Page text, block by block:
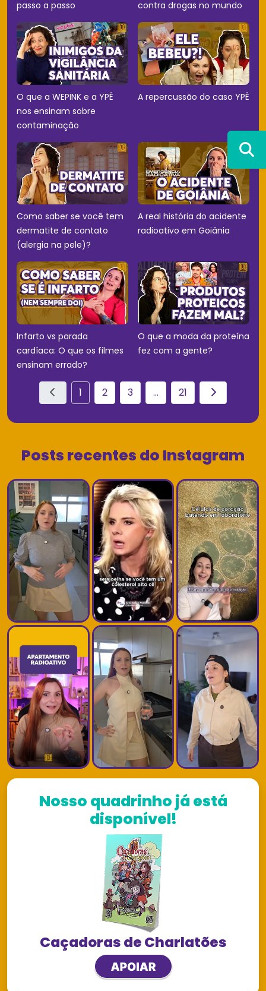
passo a passo contra drogas no mundo
O que a WEPINK e a YPÊ
nos ensinam sobre
contaminação
A repercussão do caso YPÊ
Como saber se você tem
dermatite de contato
(alergia na pele)?
A real história do acidente
radioativo em Goiânia
Infarto vs parada
cardíaca: O que os filmes
ensinam errado?
O que a moda da proteína
fez com a gente?
1 2 3 ... 21
Posts recentes do Instagram
Nosso quadrinho já está
disponível!
Caçadoras de Charlatões